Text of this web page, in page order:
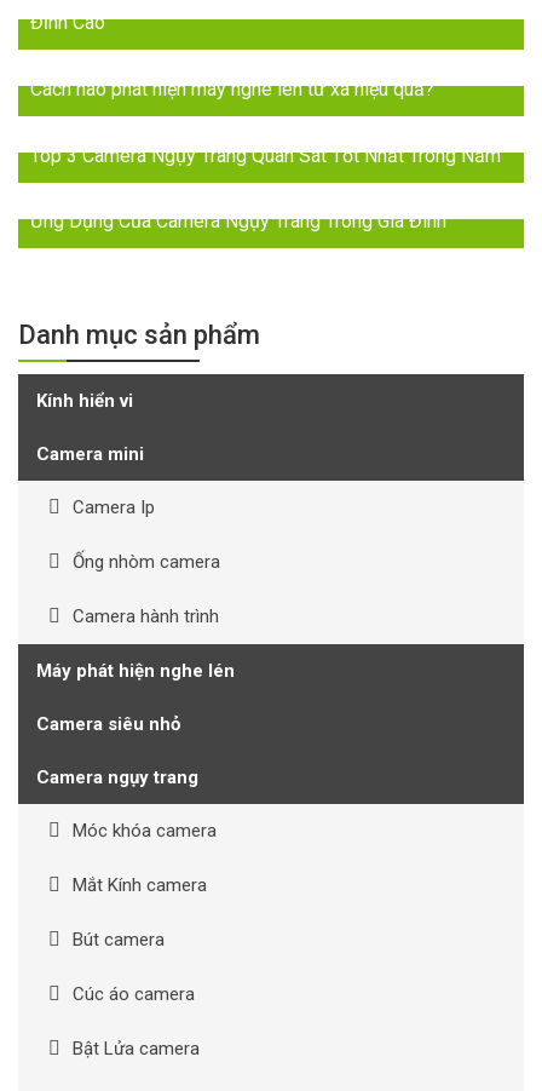
Đỉnh Cao
Cách nào phát hiện máy nghe lén từ xa hiệu quả?
Top 3 Camera Ngụy Trang Quan Sát Tốt Nhất Trong Năm
Ứng Dụng Của Camera Ngụy Trang Trong Gia Đình
Danh mục sản phẩm
Kính hiển vi
Camera mini
Camera Ip
Ống nhòm camera
Camera hành trình
Máy phát hiện nghe lén
Camera siêu nhỏ
Camera ngụy trang
Móc khóa camera
Mắt Kính camera
Bút camera
Cúc áo camera
Bật Lửa camera